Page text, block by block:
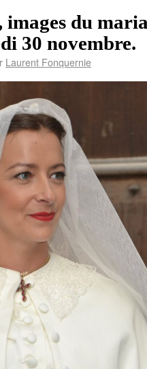
images du
30 novembre.
Laurent Fonquernie